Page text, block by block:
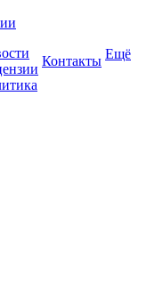
Контакты Ещё